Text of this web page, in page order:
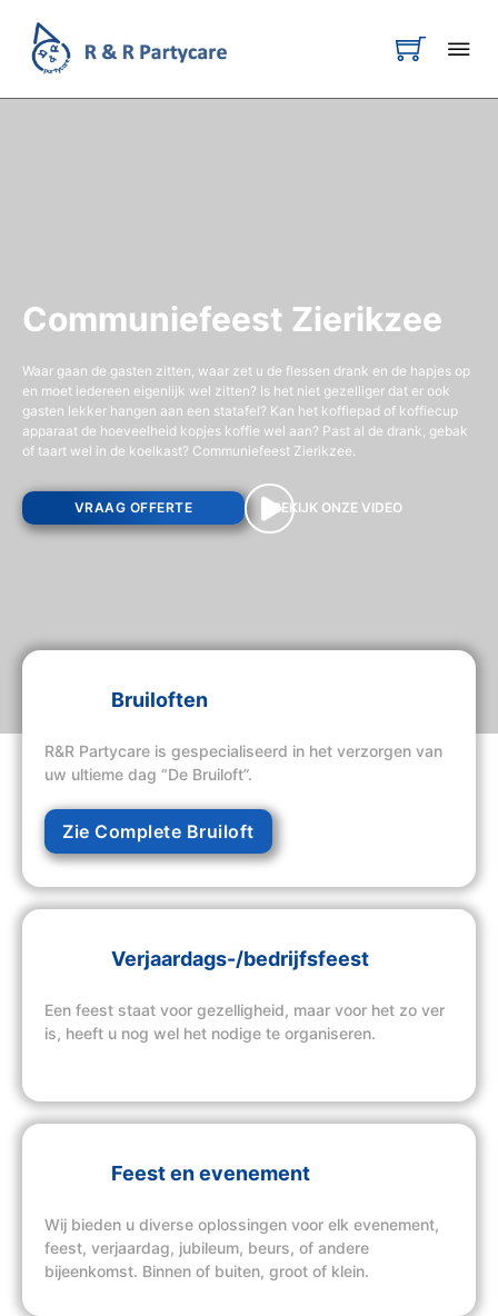
Communiefeest Zierikzee
Waar gaan de gasten zitten, waar zet u de flessen drank en de hapjes op
en moet iedereen eigenlijk wel zitten? Is het niet gezelliger dat er ook
gasten lekker hangen aan een statafel? Kan het koffiepad of koffiecup
apparaat de hoeveelheid kopjes koffie wel aan? Past al de drank, gebak
of taart wel in de koelkast? Communiefeest Zierikzee.
VRAAG OFFERTE BEKIJK ONZE VIDEO
Bruiloften
R&R Partycare is gespecialiseerd in het verzorgen van
uw ultieme dag “De Bruiloft”.
Zie Complete Bruiloft
Verjaardags-/bedrijfsfeest
Een feest staat voor gezelligheid, maar voor het zo ver
is, heeft u nog wel het nodige te organiseren.
Feest en evenement
Wij bieden u diverse oplossingen voor elk evenement,
feest, verjaardag, jubileum, beurs, of andere
bijeenkomst. Binnen of buiten, groot of klein.